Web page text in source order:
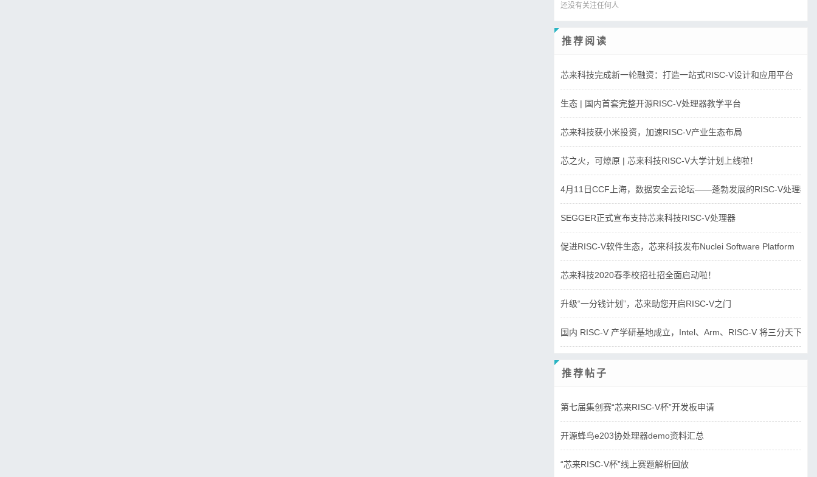
还没有关注任何人
推荐阅读
芯来科技完成新一轮融资：打造一站式RISC-V设计和应用平台
生态 | 国内首套完整开源RISC-V处理器教学平台
芯来科技获小米投资，加速RISC-V产业生态布局
芯之火，可燎原 | 芯来科技RISC-V大学计划上线啦！
4月11日CCF上海，数据安全云论坛——蓬勃发展的RISC-V处理器
SEGGER正式宣布支持芯来科技RISC-V处理器
促进RISC-V软件生态，芯来科技发布Nuclei Software Platform
芯来科技2020春季校招社招全面启动啦！
升级“一分钱计划”，芯来助您开启RISC-V之门
国内 RISC-V 产学研基地成立，Intel、Arm、RISC-V 将三分天下？
推荐帖子
第七届集创赛“芯来RISC-V杯”开发板申请
开源蜂鸟e203协处理器demo资料汇总
“芯来RISC-V杯”线上赛题解析回放